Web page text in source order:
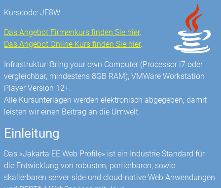
Kurscode: JE8W
Das Angebot Firmenkurs finden Sie hier.
Das Angebot Online Kurs finden Sie hier.
Infrastruktur: Bring your own Computer (Processor i7 oder
vergleichbar, mindestens 8GB RAM), VMWare Workstation
Player Version 12+.
Alle Kursunterlagen werden elektronisch abgegeben, damit
leisten wir einen Beitrag an die Umwelt.
Einleitung
Das «Jakarta EE Web Profile» ist ein Industrie Standard für
die Entwicklung von robusten, portierbaren, sowie
skalierbaren server-side und cloud-native Web Anwendungen